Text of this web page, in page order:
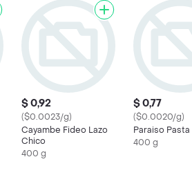
$ 0,92
($0.0023/g)
Cayambe Fideo Lazo
Chico
400 g
$ 0,77
($0.0020/g)
Paraiso
400 g